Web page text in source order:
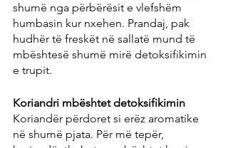
shumë nga përbërësit e vlefshëm
humbasin kur nxehen. Prandaj, pak
hudhër të freskët në sallatë mund të
mbështesë shumë mirë detoksifikimin
e trupit.
Koriandri mbështet detoksifikimin
Koriandër përdoret si erëz aromatike
në shumë pjata. Për më tepër,